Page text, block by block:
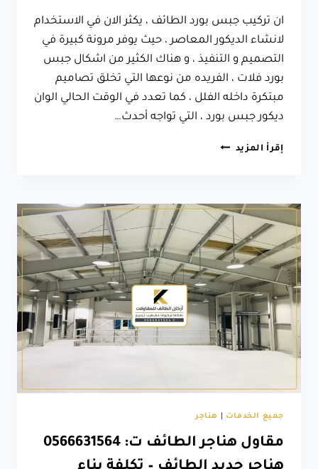
ان تركيب جبس بورد الطائف ، يكثر الان في الاستخدام
لانشاء الديكور المعاصر ، حيث يوفر مرونة كبيرة في
التصميم و التنفيذ ، و هناك الكثير من اشكال جبس
بورد فلات ، الفريده من نوعها التي تخلق تصاميم
مبتكرة داخله الفلل ، كما تعدد في الوقت الحالي الوان
ديكور جبس بورد ، التي تواجه أحدث…
إقرأ المزيد تركيب
ت:
0566631564
جبسيات
غرف
نوم
الطائف
–
اشكال
جبس
بورد
بالطائف
جميع الخدمات هناجر
مقاول هناجر الطائف ت: 0566631564